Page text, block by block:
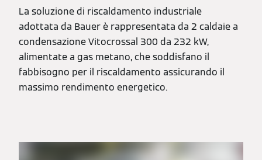
La soluzione di riscaldamento industriale
adottata da Bauer è rappresentata da 2 caldaie a
condensazione Vitocrossal 300 da 232 kW,
alimentate a gas metano, che soddisfano il
fabbisogno per il riscaldamento assicurando il
massimo rendimento energetico.